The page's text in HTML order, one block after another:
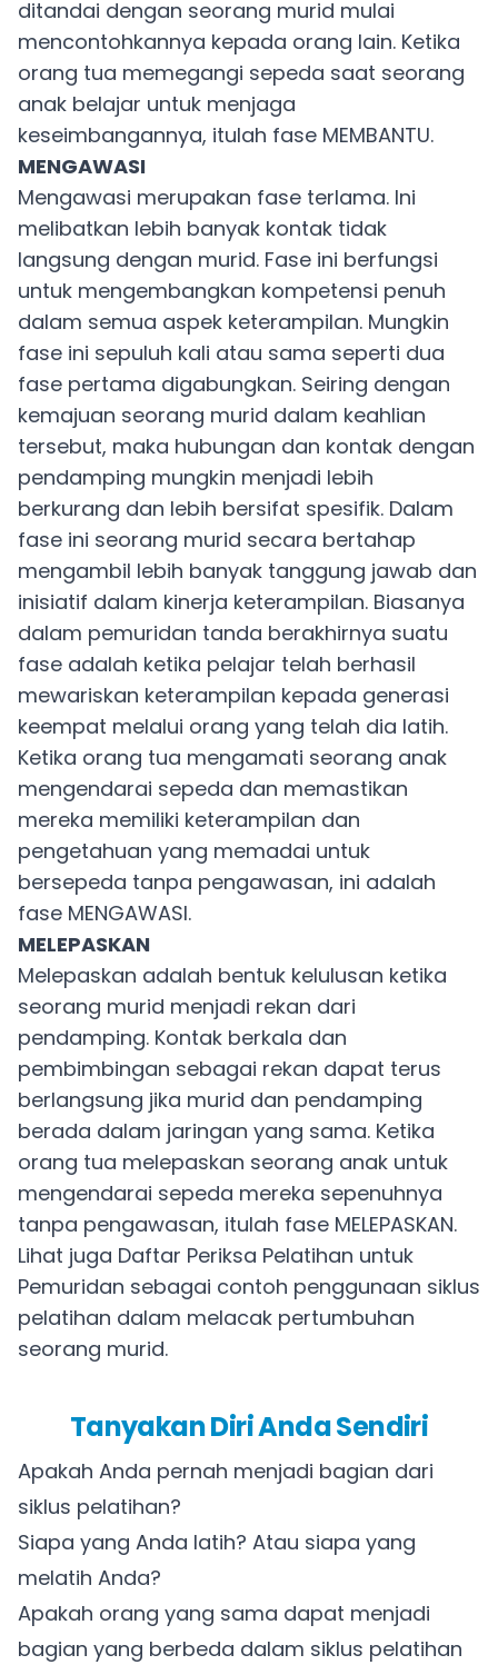
ditandai dengan seorang murid mulai
mencontohkannya kepada orang lain. Ketika
orang tua memegangi sepeda saat seorang
anak belajar untuk menjaga
keseimbangannya, itulah fase MEMBANTU.
MENGAWASI
Mengawasi merupakan fase terlama. Ini
melibatkan lebih banyak kontak tidak
langsung dengan murid. Fase ini berfungsi
untuk mengembangkan kompetensi penuh
dalam semua aspek keterampilan. Mungkin
fase ini sepuluh kali atau sama seperti dua
fase pertama digabungkan. Seiring dengan
kemajuan seorang murid dalam keahlian
tersebut, maka hubungan dan kontak dengan
pendamping mungkin menjadi lebih
berkurang dan lebih bersifat spesifik. Dalam
fase ini seorang murid secara bertahap
mengambil lebih banyak tanggung jawab dan
inisiatif dalam kinerja keterampilan. Biasanya
dalam pemuridan tanda berakhirnya suatu
fase adalah ketika pelajar telah berhasil
mewariskan keterampilan kepada generasi
keempat melalui orang yang telah dia latih.
Ketika orang tua mengamati seorang anak
mengendarai sepeda dan memastikan
mereka memiliki keterampilan dan
pengetahuan yang memadai untuk
bersepeda tanpa pengawasan, ini adalah
fase MENGAWASI.
MELEPASKAN
Melepaskan adalah bentuk kelulusan ketika
seorang murid menjadi rekan dari
pendamping. Kontak berkala dan
pembimbingan sebagai rekan dapat terus
berlangsung jika murid dan pendamping
berada dalam jaringan yang sama. Ketika
orang tua melepaskan seorang anak untuk
mengendarai sepeda mereka sepenuhnya
tanpa pengawasan, itulah fase MELEPASKAN.
Lihat juga Daftar Periksa Pelatihan untuk
Pemuridan sebagai contoh penggunaan siklus
pelatihan dalam melacak pertumbuhan
seorang murid.
Tanyakan Diri Anda Sendiri
Apakah Anda pernah menjadi bagian dari
siklus pelatihan?
Siapa yang Anda latih? Atau siapa yang
melatih Anda?
Apakah orang yang sama dapat menjadi
bagian yang berbeda dalam siklus pelatihan